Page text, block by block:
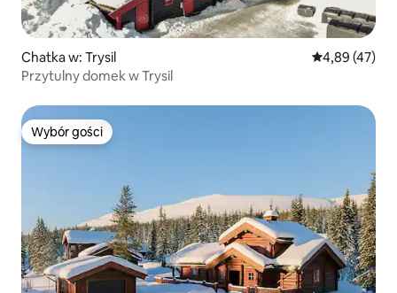
Chatka w: Trysil Średnia
4,89 (47)
Przytulny domek w Trysil
Wybór gości
Wybór gości